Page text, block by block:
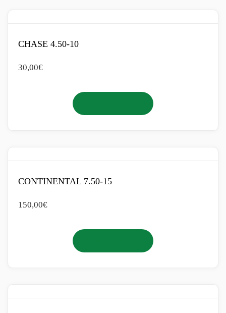
CHASE 4.50-10
30,00€
CONTINENTAL 7.50-15
150,00€